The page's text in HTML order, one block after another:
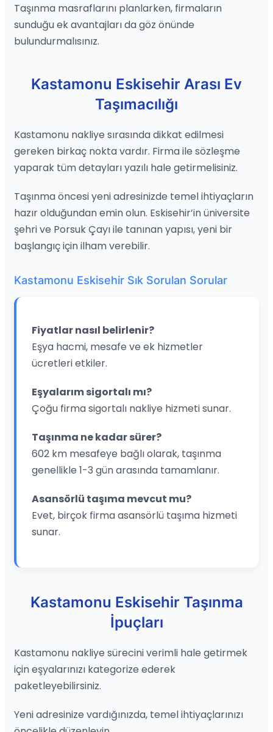
Taşınma masraflarını planlarken, firmaların
sunduğu ek avantajları da göz önünde
bulundurmalısınız.
Kastamonu Eskisehir Arası Ev
Taşımacılığı
Kastamonu nakliye sırasında dikkat edilmesi
gereken birkaç nokta vardır. Firma ile sözleşme
yaparak tüm detayları yazılı hale getirmelisiniz.
Taşınma öncesi yeni adresinizde temel ihtiyaçların
hazır olduğundan emin olun. Eskisehir’in üniversite
şehri ve Porsuk Çayı ile tanınan yapısı, yeni bir
başlangıç için ilham verebilir.
Kastamonu Eskisehir Sık Sorulan Sorular
Fiyatlar nasıl belirlenir?
Eşya hacmi, mesafe ve ek hizmetler
ücretleri etkiler.
Eşyalarım sigortalı mı?
Çoğu firma sigortalı nakliye hizmeti sunar.
Taşınma ne kadar sürer?
602 km mesafeye bağlı olarak, taşınma
genellikle 1-3 gün arasında tamamlanır.
Asansörlü taşıma mevcut mu?
Evet, birçok firma asansörlü taşıma hizmeti
sunar.
Kastamonu Eskisehir Taşınma
İpuçları
Kastamonu nakliye sürecini verimli hale getirmek
için eşyalarınızı kategorize ederek
paketleyebilirsiniz.
Yeni adresinize vardığınızda, temel ihtiyaçlarınızı